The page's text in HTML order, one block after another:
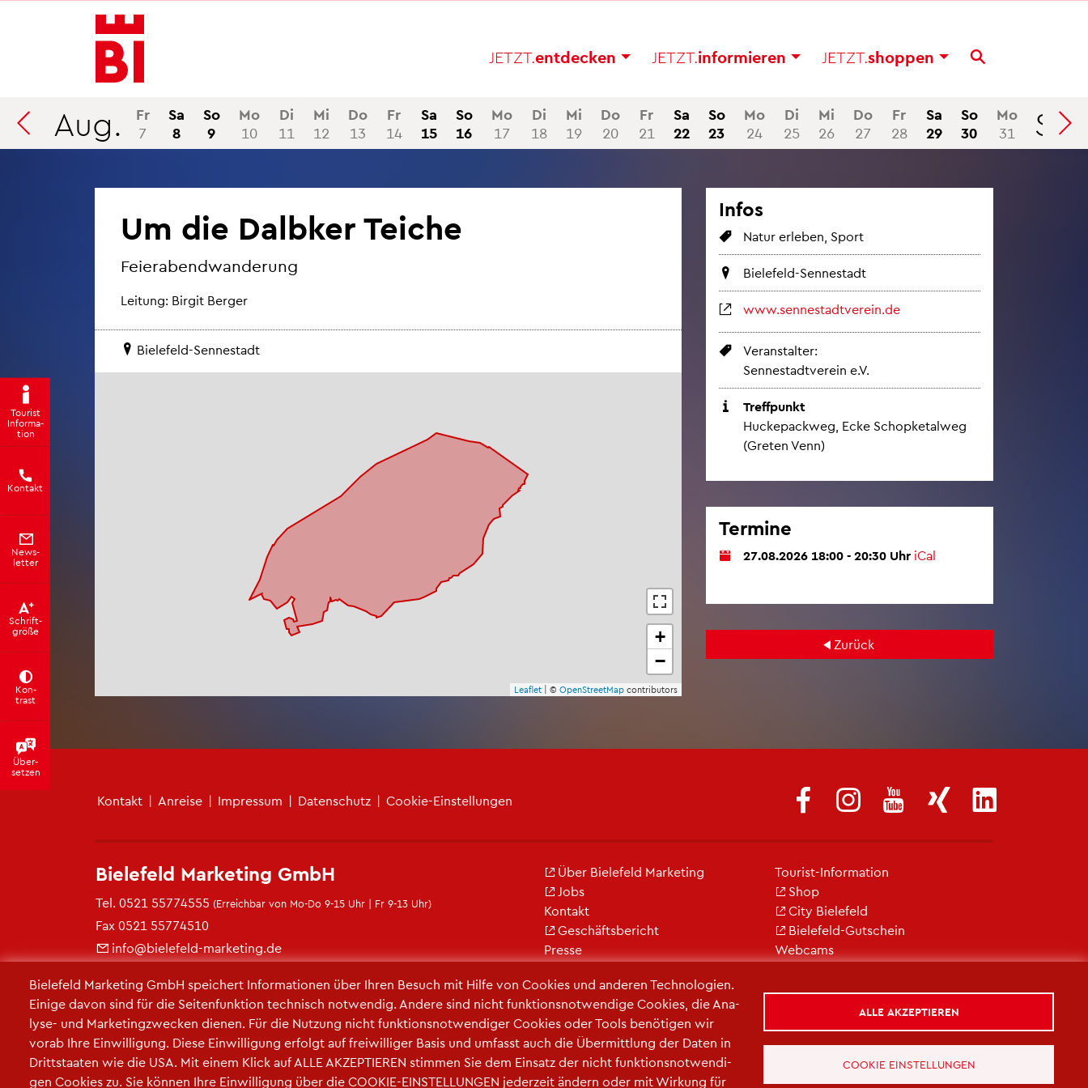
In­
halt
an­
sprin­
Menü
an­
sprin­
gen
Suche
an­
sprin­
gen
JETZT.ent­de­cken JETZT.in­for­mie­ren JETZT.shop­pen
Tou­rist
In­for­ma­
ti­on
Kon­takt
News­
let­ter
Schrift­
grö­ße
Kon­
trast
Über­
set­zen
Aug.
Fr
7
Sa
8
So
9
Mo
10
Di
11
Mi
12
Do
13
Fr
14
Sa
15
So
16
Mo
17
Di
18
Mi
19
Do
20
Fr
21
Sa
22
So
23
Mo
24
Di
25
Mi
26
Do
27
Fr
28
Sa
29
So
30
Mo
31
Um die Dalb­ker Tei­che
Fei­er­abend­wan­de­rung
Lei­tung: Bir­git Ber­ger
Bie­le­feld-Sen­ne­stadt
+
−
Leaf­let| © Open­Street­Mapcon­tri­bu­tors
Infos
Natur er­le­ben, Sport
Bie­le­feld-Sen­ne­stadt
www.​sen​nest​adtv​erei​n.​de
Ver­an­stal­ter:
Sen­ne­stadt­ver­ein e.V.
Treff­punkt
Hu­cke­pack­weg, Ecke Schop­ketal­weg
(Gre­ten Venn)
Ter­mi­ne
27.08.2026 18:00 - 20:30 Uhr iCal
Zu­rück
Fu­ß­zei­len­me­nü
Kon­takt | An­rei­se | Im­pres­sum | Da­ten­schutz | Coo­kie-Ein­stel­lun­gen
Bie­le­feld Mar­ke­ting GmbH spei­chert In­for­ma­tio­nen über Ihren Be­such mit Hilfe von Coo­kies und an­de­ren Tech­no­lo­gi­en.
Ei­ni­ge davon sind für die Sei­ten­funk­ti­on tech­nisch not­wen­dig. An­de­re sind nicht funk­ti­ons­not­wen­di­ge Coo­kies, die Ana­
ly­se- und Mar­ke­ting­zwe­cken die­nen. Für die Nut­zung nicht funk­ti­ons­not­wen­di­ger Coo­kies oder Tools be­nö­ti­gen wir
vorab Ihre Ein­wil­li­gung. Diese Ein­wil­li­gung er­folgt auf frei­wil­li­ger Basis und um­fasst auch die Über­mitt­lung der Daten in
Dritt­staa­ten wie die USA. Mit einem Klick auf ALLE AK­ZEP­TIE­REN stim­men Sie dem Ein­satz der nicht funk­ti­ons­not­wen­di­
gen Coo­kies zu. Sie kön­nen Ihre Ein­wil­li­gung über die COO­KIE-EIN­STEL­LUN­GEN je­der­zeit än­dern oder mit Wir­kung für
COOKIE EINSTELLUNGEN
ALLE AKZEPTIEREN
Bie­le­feld Mar­ke­ting GmbH
Tel. 0521 55774555 (Er­reich­bar von Mo-Do 9-15 Uhr | Fr 9-13 Uhr)
Fax 0521 55774510
info@​bielefeld-​marketing.​de
Über Bie­le­feld Mar­ke­ting
Jobs
Kon­takt
Ge­schäfts­be­richt
Pres­se
Tou­rist-In­for­ma­ti­on
Shop
City Bie­le­feld
Bie­le­feld-Gut­schein
Web­cams